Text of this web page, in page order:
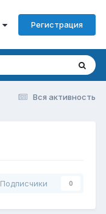
Регистрация
Вся активность
Подписчики 0